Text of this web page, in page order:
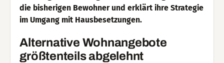
die bisherigen Bewohner und erklärt ihre Strategie
im Umgang mit Hausbesetzungen.
Alternative Wohnangebote
größtenteils abgelehnt